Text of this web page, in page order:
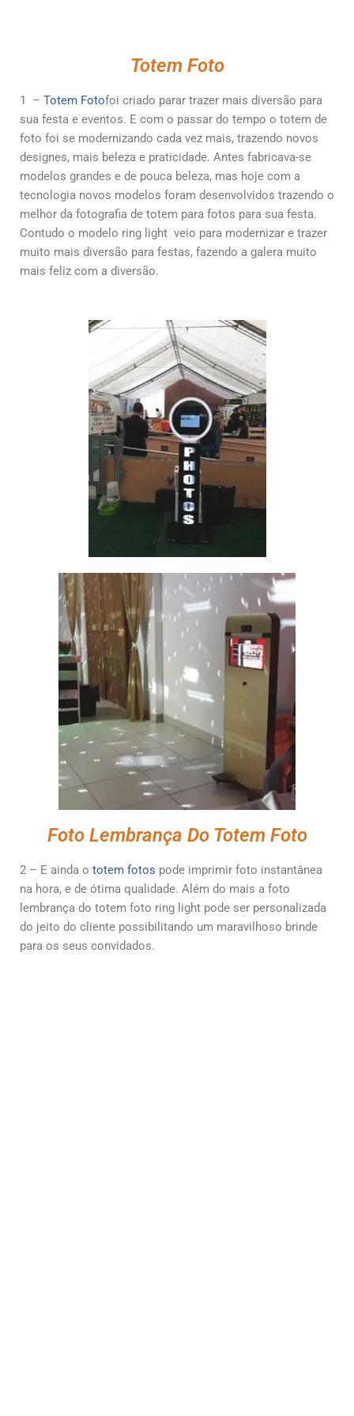
Totem Foto
1 – Totem Fotofoi criado parar trazer mais diversão para
sua festa e eventos. E com o passar do tempo o totem de
foto foi se modernizando cada vez mais, trazendo novos
designes, mais beleza e praticidade. Antes fabricava-se
modelos grandes e de pouca beleza, mas hoje com a
tecnologia novos modelos foram desenvolvidos trazendo o
melhor da fotografia de totem para fotos para sua festa.
Contudo o modelo ring light veio para modernizar e trazer
muito mais diversão para festas, fazendo a galera muito
mais feliz com a diversão.
Foto Lembrança Do Totem Foto
2 – E ainda o totem fotos pode imprimir foto instantânea
na hora, e de ótima qualidade. Além do mais a foto
lembrança do totem foto ring light pode ser personalizada
do jeito do cliente possibilitando um maravilhoso brinde
para os seus convidados.